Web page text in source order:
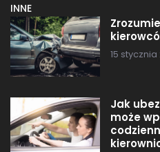
INNE
15
Jak
może